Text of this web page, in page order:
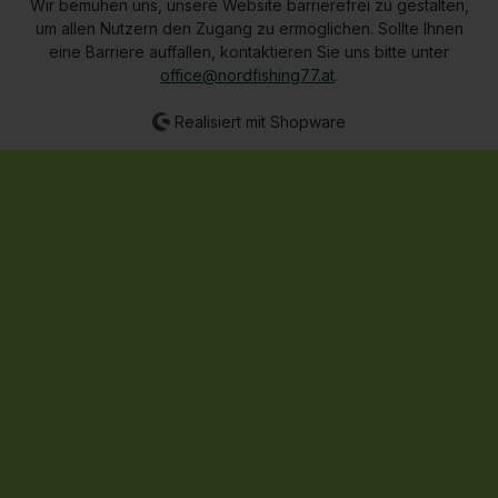
Wir bemühen uns, unsere Website barrierefrei zu gestalten,
um allen Nutzern den Zugang zu ermöglichen. Sollte Ihnen
eine Barriere auffallen, kontaktieren Sie uns bitte unter
office@nordfishing77.at.
Realisiert mit Shopware